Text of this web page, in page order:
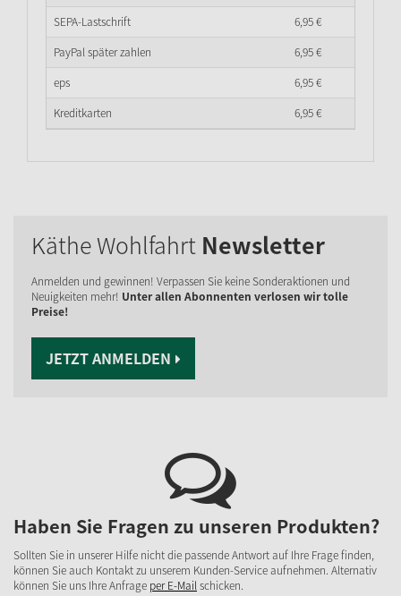
SEPA-Lastschrift
6,95€
PayPal später zahlen
6,95€
eps
6,95€
Kreditkarten
6,95€
Käthe Wohlfahrt Newsletter
Anmelden und gewinnen! Verpassen Sie keine Sonderaktionen und
Neuigkeiten mehr! Unter allen Abonnenten verlosen wir tolle
Preise!
JETZT ANMELDEN
Haben Sie Fragen zu unseren Produkten?
Sollten Sie in unserer Hilfe nicht die passende Antwort auf Ihre Frage finden,
können Sie auch Kontakt zu unserem Kunden-Service aufnehmen. Alternativ
können Sie uns Ihre Anfrage per E-Mailschicken.